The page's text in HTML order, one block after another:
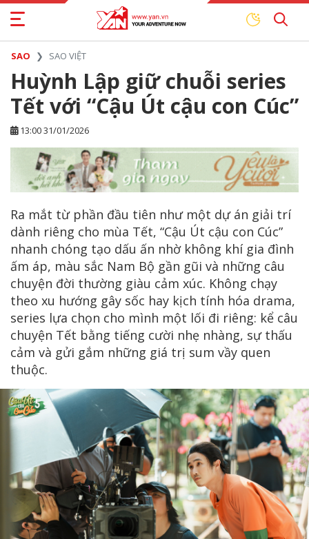
SAO SAO VIỆT
Huỳnh Lập giữ chuỗi series
Tết với “Cậu Út cậu con Cúc”
13:00 31/01/2026
Ra mắt từ phần đầu tiên như một dự án giải trí
dành riêng cho mùa Tết, “Cậu Út cậu con Cúc”
nhanh chóng tạo dấu ấn nhờ không khí gia đình
ấm áp, màu sắc Nam Bộ gần gũi và những câu
chuyện đời thường giàu cảm xúc. Không chạy
theo xu hướng gây sốc hay kịch tính hóa drama,
series lựa chọn cho mình một lối đi riêng: kể câu
chuyện Tết bằng tiếng cười nhẹ nhàng, sự thấu
cảm và gửi gắm những giá trị sum vầy quen
thuộc.